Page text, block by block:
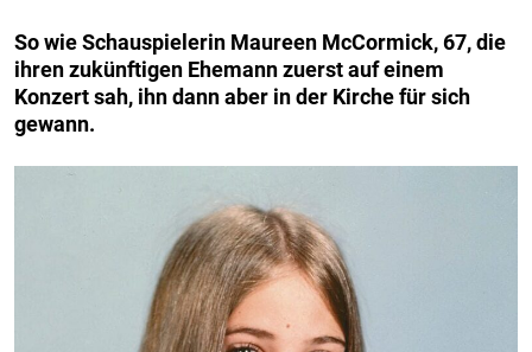
So wie Schauspielerin Maureen McCormick, 67, die
ihren zukünftigen Ehemann zuerst auf einem
Konzert sah, ihn dann aber in der Kirche für sich
gewann.